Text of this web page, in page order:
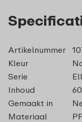
Artikelnummer
Kleur
Serie
Inhoud
Gemaakt in
Materiaal